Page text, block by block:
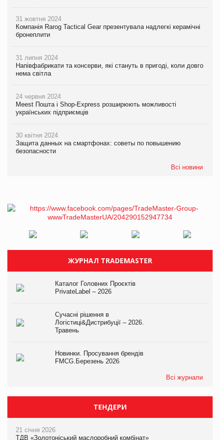
31 жовтня 2024
Компанія Rarog Tactical Gear презентувала надлегкі керамічні
бронеплити
31 липня 2024
Напівфабрикати та консерви, які стануть в пригоді, коли довго
нема світла
24 червня 2024
Meest Пошта і Shop-Express розширюють можливості
українських підприємців
30 квітня 2024
Защита данных на смартфонах: советы по повышению
безопасности
Всі новини
ЖУРНАЛ TRADEMASTER
Каталог Головних Проєктів
PrivateLabel – 2026
Сучасні рішення в
Логістиці&Дистрибуції – 2026.
Травень
Новинки. Просування брендів
FMCG.Березень 2026
Всі журнали
ТЕНДЕРИ
21 січня 2026
ТДВ «Золотоніський маслоробний комбінат»